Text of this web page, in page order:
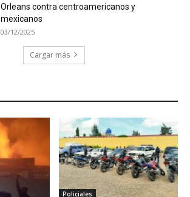
Orleans contra centroamericanos y
mexicanos
03/12/2025
Cargar más
Policiales